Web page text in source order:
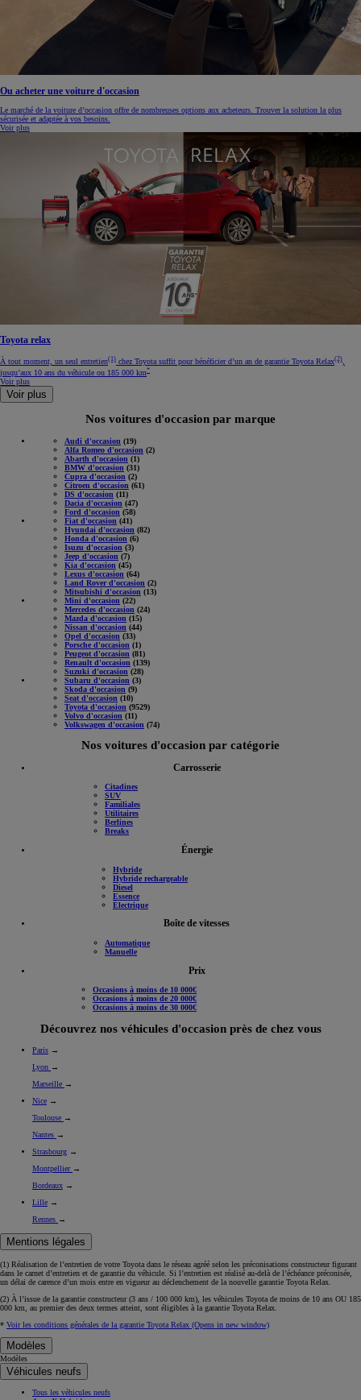
Ou acheter une voiture d'occasion
Le marché de la voiture d’occasion offre de nombreuses options aux acheteurs. Trouver la solution la plus
sécurisée et adaptée à vos besoins.
Voir plus
Toyota relax
À tout moment, un seul entretien(1) chez Toyota suffit pour bénéficier d’un an de garantie Toyota Relax(2),
jusqu’aux 10 ans du véhicule ou 185 000 km*
Voir plus
Voir plus
Nos voitures d'occasion par marque
Audi d'occasion (19)
Alfa Romeo d'occasion (2)
Abarth d'occasion (1)
BMW d'occasion (31)
Cupra d'occasion (2)
Citroen d'occasion (61)
DS d'occasion (11)
Dacia d'occasion (47)
Ford d'occasion (58)
Fiat d'occasion (41)
Hyundai d'occasion (82)
Honda d'occasion (6)
Isuzu d'occasion (3)
Jeep d'occasion (7)
Kia d'occasion (45)
Lexus d'occasion (64)
Land Rover d'occasion (2)
Mitsubishi d'occasion (13)
Mini d'occasion (22)
Mercedes d'occasion (24)
Mazda d'occasion (15)
Nissan d'occasion (44)
Opel d'occasion (33)
Porsche d'occasion (1)
Peugeot d'occasion (81)
Renault d'occasion (139)
Suzuki d'occasion (28)
Subaru d'occasion (3)
Skoda d'occasion (9)
Seat d'occasion (10)
Toyota d'occasion (9529)
Volvo d'occasion (11)
Volkswagen d'occasion (74)
Nos voitures d'occasion par catégorie
Carrosserie
Citadines
SUV
Familiales
Utilitaires
Berlines
Breaks
Énergie
Hybride
Hybride rechargeable
Diesel
Essence
Électrique
Boîte de vitesses
Automatique
Manuelle
Prix
Occasions à moins de 10 000€
Occasions à moins de 20 000€
Occasions à moins de 30 000€
Découvrez nos véhicules d'occasion près de chez vous
Paris →
Lyon →
Marseille →
Nice →
Toulouse →
Nantes →
Strasbourg →
Montpellier →
Bordeaux →
Lille →
Rennes →
Mentions légales
(1) Réalisation de l’entretien de votre Toyota dans le réseau agréé selon les préconisations constructeur figurant
dans le carnet d’entretien et de garantie du véhicule. Si l’entretien est réalisé au-delà de l’échéance préconisée,
un délai de carence d’un mois entre en vigueur au déclenchement de la nouvelle garantie Toyota Relax.
(2) À l’issue de la garantie constructeur (3 ans / 100 000 km), les véhicules Toyota de moins de 10 ans OU 185
000 km, au premier des deux termes atteint, sont éligibles à la garantie Toyota Relax.
* Voir les conditions générales de la garantie Toyota Relax (Opens in new window)
Modèles
Modèles
Véhicules neufs
Tous les véhicules neufs